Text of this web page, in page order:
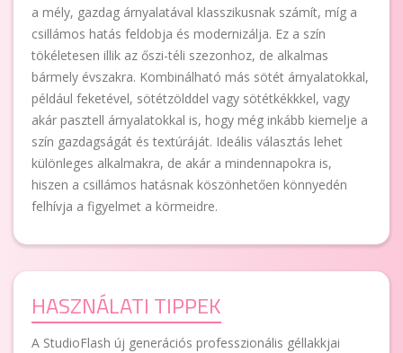
a mély, gazdag árnyalatával klasszikusnak számít, míg a
csillámos hatás feldobja és modernizálja. Ez a szín
tökéletesen illik az őszi-téli szezonhoz, de alkalmas
bármely évszakra. Kombinálható más sötét árnyalatokkal,
például feketével, sötétzölddel vagy sötétkékkkel, vagy
akár pasztell árnyalatokkal is, hogy még inkább kiemelje a
szín gazdagságát és textúráját. Ideális választás lehet
különleges alkalmakra, de akár a mindennapokra is,
hiszen a csillámos hatásnak köszönhetően könnyedén
felhívja a figyelmet a körmeidre.
HASZNÁLATI TIPPEK
A StudioFlash új generációs professzionális géllakkjai